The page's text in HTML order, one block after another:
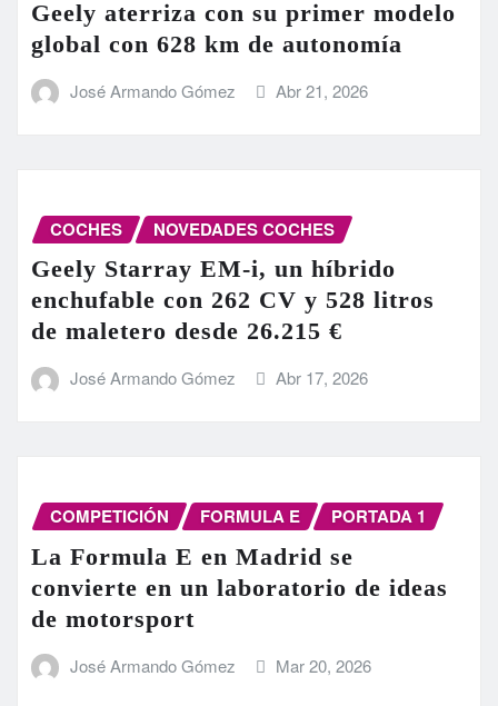
Geely aterriza con su primer modelo
global con 628 km de autonomía
José Armando Gómez Abr 21, 2026
COCHES NOVEDADES COCHES
Geely Starray EM-i, un híbrido
enchufable con 262 CV y 528 litros
de maletero desde 26.215 €
José Armando Gómez Abr 17, 2026
COMPETICIÓN FORMULA E PORTADA 1
La Formula E en Madrid se
convierte en un laboratorio de ideas
de motorsport
José Armando Gómez Mar 20, 2026